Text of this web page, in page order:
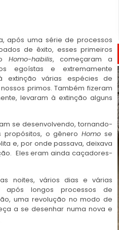
após uma série de processos
de êxito, esses primeiros
Homo-habilis, começaram a
egoístas e extremamente
extinção várias espécies de
primos.Também fizeram
levaram à extinção alguns
se desenvolvendo, tornando-
propósitos, o gêneroHomo se
e, por onde passava, deixava
Eles eram ainda caçadores-
noites, vários dias e várias
após longos processos de
uma revolução no modo de
a se desenhar numa nova e